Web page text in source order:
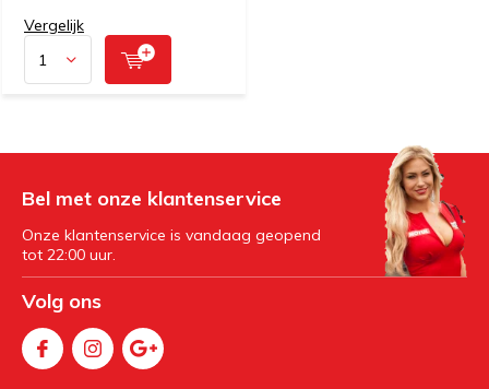
Vergelijk
Bel met onze klantenservice
Onze klantenservice is vandaag geopend
tot 22:00 uur.
Volg ons